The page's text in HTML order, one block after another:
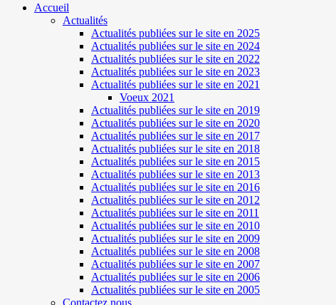
Accueil
Actualités
Actualités publiées sur le site en 2025
Actualités publiées sur le site en 2024
Actualités publiées sur le site en 2022
Actualités publiées sur le site en 2023
Actualités publiées sur le site en 2021
Voeux 2021
Actualités publiées sur le site en 2019
Actualités publiées sur le site en 2020
Actualités publiées sur le site en 2017
Actualités publiées sur le site en 2018
Actualités publiées sur le site en 2015
Actualités publiées sur le site en 2013
Actualités publiées sur le site en 2016
Actualités publiées sur le site en 2012
Actualités publiées sur le site en 2011
Actualités publiées sur le site en 2010
Actualités publiées sur le site en 2009
Actualités publiées sur le site en 2008
Actualités publiées sur le site en 2007
Actualités publiées sur le site en 2006
Actualités publiées sur le site en 2005
Contactez nous